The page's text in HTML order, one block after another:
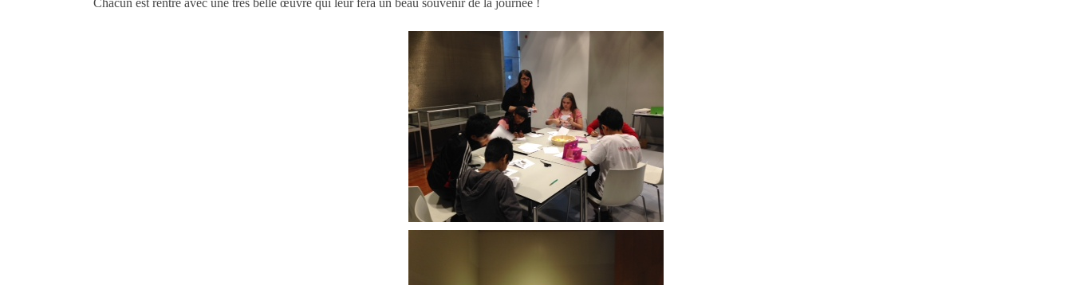
Chacun est rentré avec une très belle œuvre qui leur fera un beau souvenir de la journée !